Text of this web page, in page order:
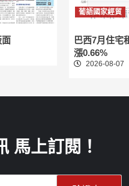
面
葡語國家經貿
巴西7月住宅
漲0.66%
2026-08-07
馬上訂閱！